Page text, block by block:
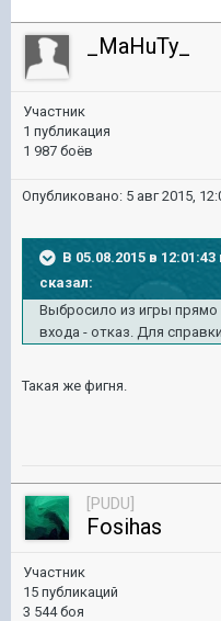
_MaHuTy_
Участник
1 публикация
1 987 боёв
Опубликовано: 5 авг 2015,
В 05.08.2015 в
сказал:
Выбросило из игры
входа - отказ. Для
Такая же фигня.
[PUDU]
Fosihas
Участник
15 публикаций
3 544 боя